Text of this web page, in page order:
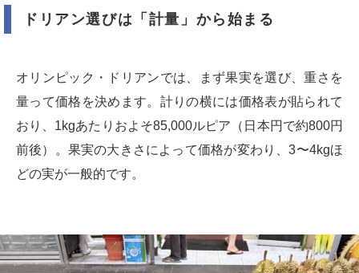
ドリアン選びは「計量」から始まる
オリンピック・ドリアンでは、まず果実を選び、重さを
量って価格を決めます。計りの横には価格表が貼られて
おり、1kgあたりおよそ85,000ルピア（日本円で約800円
前後）。果実の大きさによって価格が変わり、3〜4kgほ
どの実が一般的です。